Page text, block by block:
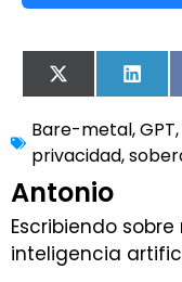
X
(Twitter)
Bare-metal,GPT,
privacidad,
Antonio
Escribiendo
inteligencia